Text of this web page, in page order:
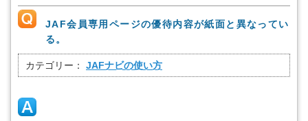
JAF会員専用ページの優待内容が紙面と異なってい
る。
カテゴリー： JAFナビの使い方